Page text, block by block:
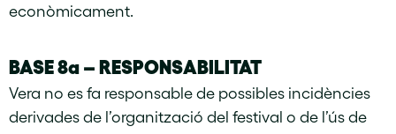
econòmicament.
BASE 8a – RESPONSABILITAT
Vera no es fa responsable de possibles incidències
derivades de l’organització del festival o de l’ús de